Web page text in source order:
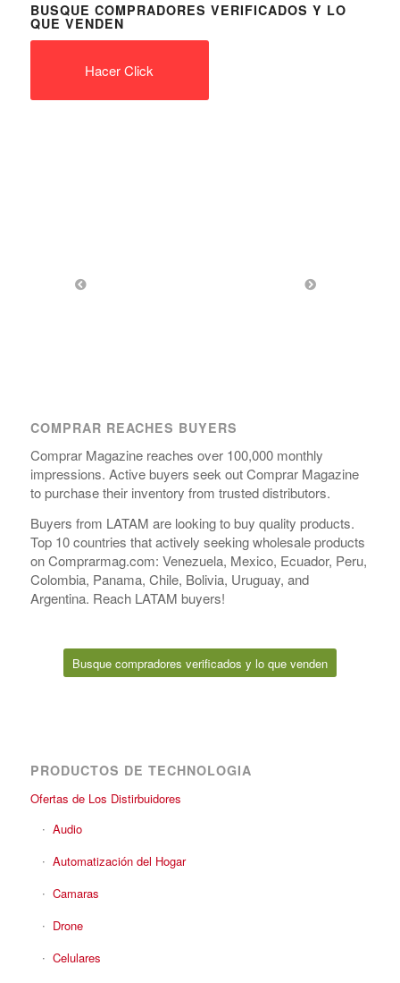
BUSQUE COMPRADORES VERIFICADOS Y LO
QUE VENDEN
Hacer Click
COMPRAR REACHES BUYERS
Comprar Magazine reaches over 100,000 monthly
impressions. Active buyers seek out Comprar Magazine
to purchase their inventory from trusted distributors.
Buyers from LATAM are looking to buy quality products.
Top 10 countries that actively seeking wholesale products
on Comprarmag.com: Venezuela, Mexico, Ecuador, Peru,
Colombia, Panama, Chile, Bolivia, Uruguay, and
Argentina. Reach LATAM buyers!
Busque compradores verificados y lo que venden
PRODUCTOS DE TECHNOLOGIA
Ofertas de Los Distirbuidores
Audio
Automatización del Hogar
Camaras
Drone
Celulares